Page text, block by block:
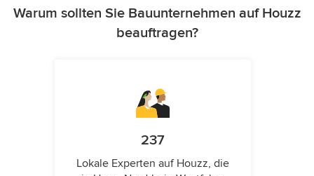
Warum sollten Sie Bauunternehmen auf Houzz
beauftragen?
237
Lokale Experten auf Houzz, die